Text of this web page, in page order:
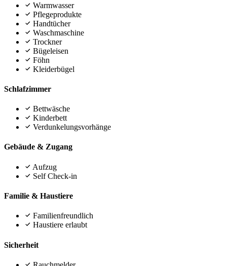
Warmwasser
Pflegeprodukte
Handtücher
Waschmaschine
Trockner
Bügeleisen
Föhn
Kleiderbügel
Schlafzimmer
Bettwäsche
Kinderbett
Verdunkelungsvorhänge
Gebäude & Zugang
Aufzug
Self Check-in
Familie & Haustiere
Familienfreundlich
Haustiere erlaubt
Sicherheit